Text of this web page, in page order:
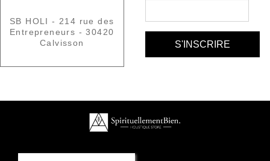
SB HOLI - 214 rue des
Entrepreneurs - 30420
Calvisson